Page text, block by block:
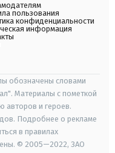
пользования
конфиденциальности
информация
обозначены словами
Материалы с пометкой
авторов и героев.
Подробнее о рекламе
в правилах
© 2005—2022, ЗАО